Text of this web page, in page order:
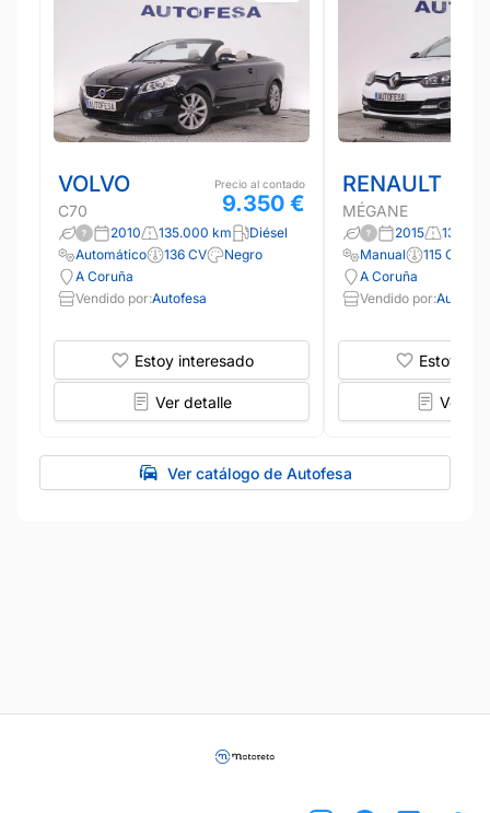
VOLVO
C70
Precio al contado
9.350 €
2010 135.000 km
Diésel
Automático
136 CV
Negro
A Coruña
Vendido por:Autofesa
Estoy interesado
Ver detalle
RENAULT
MÉGANE
2015
Manual
115 CV
A Coruña
Vendido por:Autofesa
Estoy
Ver
Ver catálogo de Autofesa